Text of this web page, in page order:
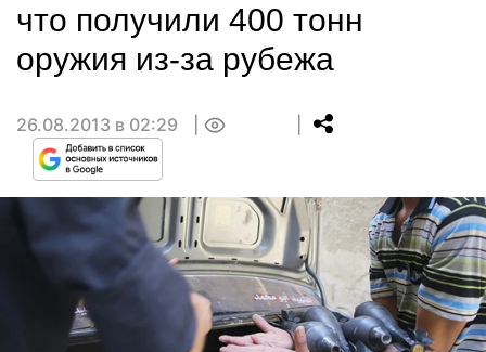
что получили 400 тонн
оружия из-за рубежа
26.08.2013 в 02:29